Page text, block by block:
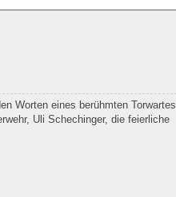
Worten eines berühmten Torwartes
Uli Schechinger, die feierliche